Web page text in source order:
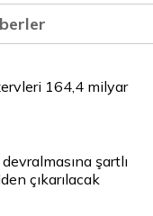
164,4 milyar
şartlı
çıkarılacak